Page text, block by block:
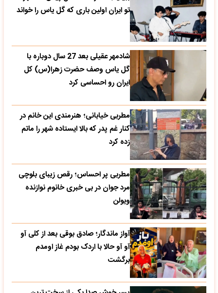
تو ایران اولین باری که گل یاس را خواند
شادمهر عقیلی بعد 27 سال دوباره با
گل یاس وصف حضرت زهرا(س) کل
ایران رو احساسی کرد
مطربی خیابانی؛ هنرمندی این خانم در
کنار غم پدر که بالا ایستاده شهر را ماتم
زده کرد
مطربی پر احساس؛ رقص زیبای بلوچی
مرد جوان در بی خبری خانوم نوازنده
ویولن
آواز ماندگار؛ صادق بوقی بعد از کلی آو
آو آو حالا با اردک بودم غاز اومدم
برگشت